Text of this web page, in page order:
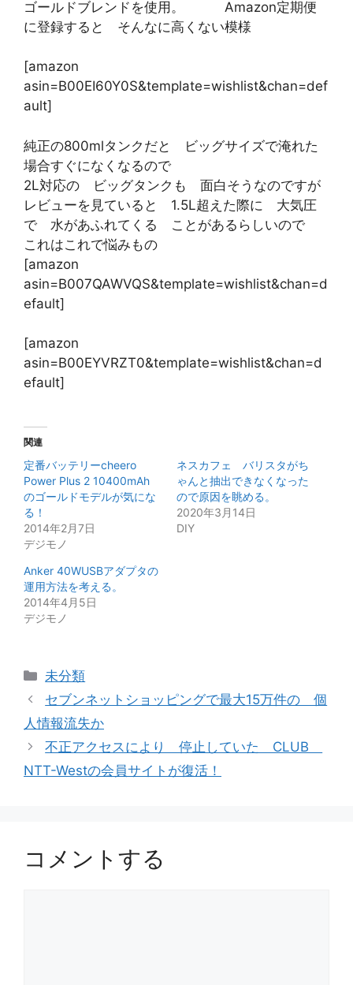
ゴールドブレンドを使用。 Amazon定期便
に登録すると そんなに高くない模様
[amazon
asin=B00EI60Y0S&template=wishlist&chan=def
ault]
純正の800mlタンクだと ビッグサイズで淹れた
場合すぐになくなるので
2L対応の ビッグタンクも 面白そうなのですが
レビューを見ていると 1.5L超えた際に 大気圧
で 水があふれてくる ことがあるらしいので
これはこれで悩みもの
[amazon
asin=B007QAWVQS&template=wishlist&chan=d
efault]
[amazon
asin=B00EYVRZT0&template=wishlist&chan=d
efault]
関連
定番バッテリーcheero
Power Plus 2 10400mAh
のゴールドモデルが気にな
る！
2014年2月7日
デジモノ
ネスカフェ バリスタがち
ゃんと抽出できなくなった
ので原因を眺める。
2020年3月14日
DIY
Anker 40WUSBアダプタの
運用方法を考える。
2014年4月5日
デジモノ
カ
テ
リ
ー
未分類
セブンネットショッピングで最大15万件の 個
人情報流失か
不正アクセスにより 停止していた CLUB
NTT-Westの会員サイトが復活！
コメントする